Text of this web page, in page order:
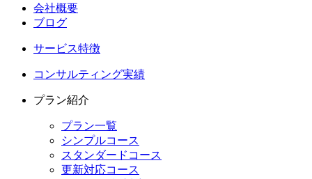
会社概要
ブログ
サービス特徴
コンサルティング実績
プラン紹介
プラン一覧
シンプルコース
スタンダードコース
更新対応コース